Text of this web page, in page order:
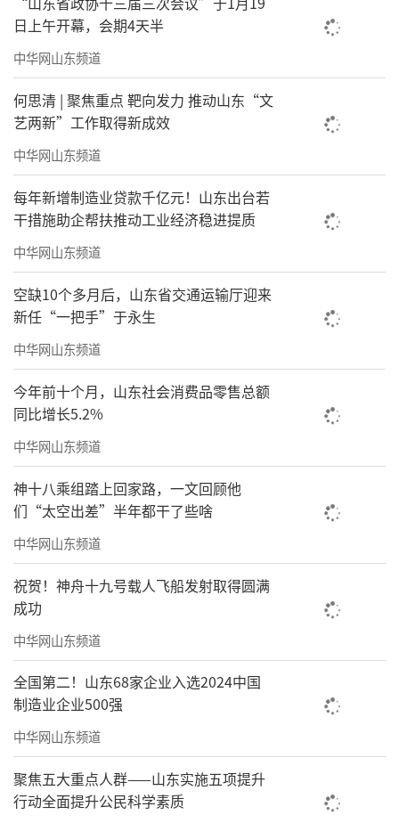
日上午开幕，会期4天半
中华网山东频道
何思清 | 聚焦重点 靶向发力 推动山东“文
艺两新”工作取得新成效
中华网山东频道
每年新增制造业贷款千亿元！山东出台若
干措施助企帮扶推动工业经济稳进提质
中华网山东频道
空缺10个多月后，山东省交通运输厅迎来
新任“一把手”于永生
中华网山东频道
今年前十个月，山东社会消费品零售总额
同比增长5.2%
中华网山东频道
神十八乘组踏上回家路，一文回顾他
们“太空出差”半年都干了些啥
中华网山东频道
祝贺！神舟十九号载人飞船发射取得圆满
成功
中华网山东频道
全国第二！山东68家企业入选2024中国
制造业企业500强
中华网山东频道
聚焦五大重点人群——山东实施五项提升
行动全面提升公民科学素质